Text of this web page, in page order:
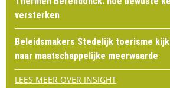
versterken
Beleidsmakers Stedelijk toerisme
naar maatschappelijke meerwaarde
LEES MEER OVER INSIGHT